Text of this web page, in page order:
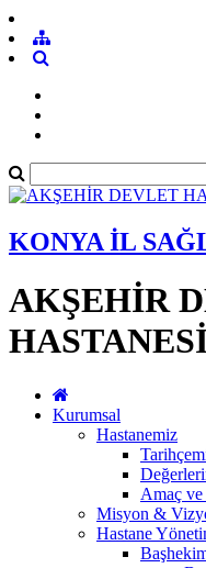
KONYA İL
AKŞEHİR
Kurumsal
Hastanemiz
Amaç
Misyon &
Hastane